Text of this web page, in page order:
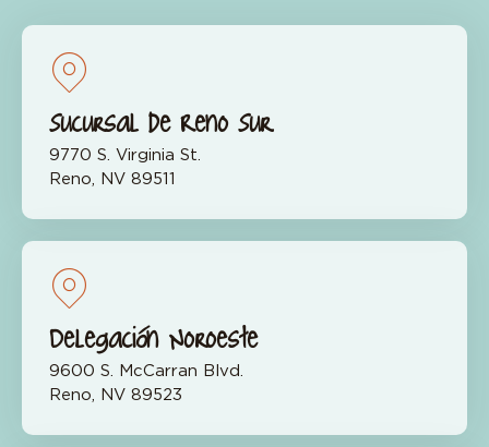
Sucursal de Reno Sur
9770 S. Virginia St.
Reno, NV 89511
Delegación Noroeste
9600 S. McCarran Blvd.
Reno, NV 89523